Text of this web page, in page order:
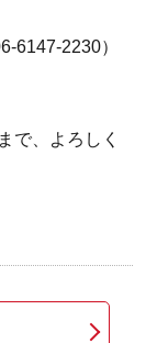
6147-2230）
、よろしく